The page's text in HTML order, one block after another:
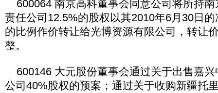
600064 南京高科董事会同意公司将所持南
责任公司12.5%的股权以其2010年6月30日
的比例作价转让给光博资源有限公司，转让
整。
600146 大元股份董事会通过关于出售嘉兴
公司40%股权的预案；通过关于收购新疆托